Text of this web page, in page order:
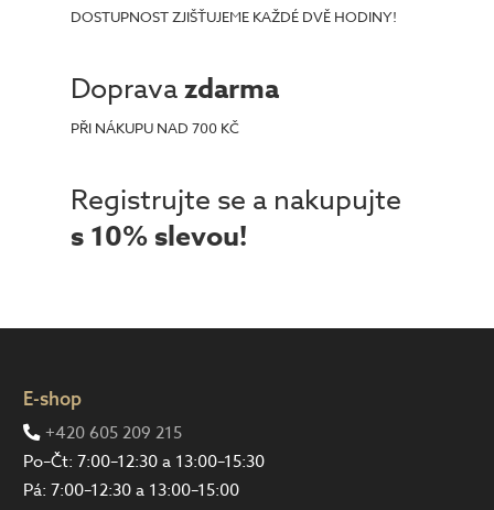
DOSTUPNOST ZJIŠŤUJEME KAŽDÉ DVĚ HODINY!
Dopravazdarma
PŘI NÁKUPU NAD 700 KČ
Registrujte se a nakupujte
s 10% slevou!
E-shop
+420 605 209 215
Po–Čt: 7:00–12:30 a 13:00–15:30
Pá: 7:00–12:30 a 13:00–15:00